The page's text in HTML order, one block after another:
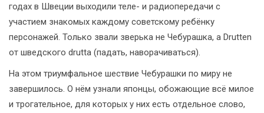
годах в Швеции выходили теле- и радиопередачи с
участием знакомых каждому советскому ребёнку
персонажей. Только звали зверька не Чебурашка, а Drutten
от шведского drutta (падать, наворачиваться).
На этом триумфальное шествие Чебурашки по миру не
завершилось. О нём узнали японцы, обожающие всё милое
и трогательное, для которых у них есть отдельное слово,